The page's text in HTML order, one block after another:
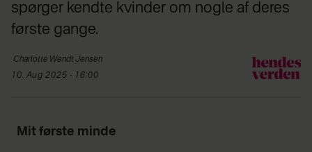
spørger kendte kvinder om nogle af deres
første gange.
Charlotte WendtJensen
10. Aug 2025 - 16:00
Mit første minde